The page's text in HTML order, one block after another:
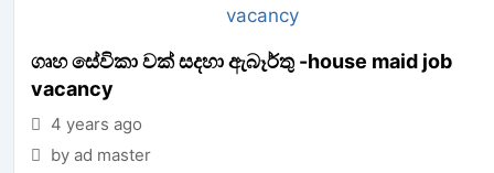
ගෘහ සේවිකා වක් සදහා ඇබෑර්තු -house maid job
vacancy
4 years ago
by ad master